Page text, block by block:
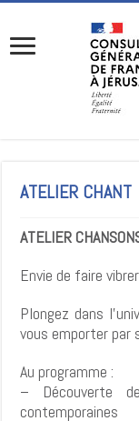
ATELIER CHANT
ATELIER
Envie de faire
Plongez dans
vous emporter par
Au programme :
– Découverte
contemporaines